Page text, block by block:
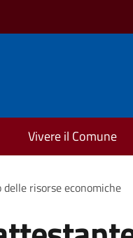
Vivere il Comune
risorse economiche